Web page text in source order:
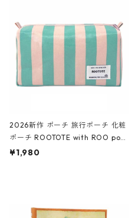
ーガンディー、オフホワイト
2026新作 ポーチ 旅行ポーチ 化粧
ポーチ ROOTOTE with ROO pou
ch 3532 ルートート WR.ポーチ.ラ
¥1,980